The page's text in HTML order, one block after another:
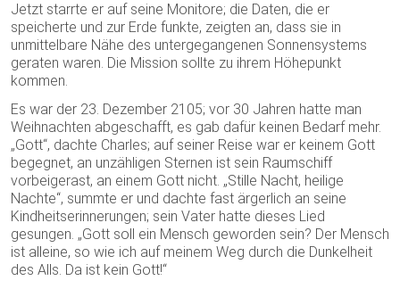
Jetzt starrte er auf seine Monitore; die Daten, die er
speicherte und zur Erde funkte, zeigten an, dass sie in
unmittelbare Nähe des untergegangenen Sonnensystems
geraten waren. Die Mission sollte zu ihrem Höhepunkt
kommen.
Es war der 23. Dezember 2105; vor 30 Jahren hatte man
Weihnachten abgeschafft, es gab dafür keinen Bedarf mehr.
„Gott“, dachte Charles; auf seiner Reise war er keinem Gott
begegnet, an unzähligen Sternen ist sein Raumschiff
vorbeigerast, an einem Gott nicht. „Stille Nacht, heilige
Nachte“, summte er und dachte fast ärgerlich an seine
Kindheitserinnerungen; sein Vater hatte dieses Lied
gesungen. „Gott soll ein Mensch geworden sein? Der Mensch
ist alleine, so wie ich auf meinem Weg durch die Dunkelheit
des Alls. Da ist kein Gott!“